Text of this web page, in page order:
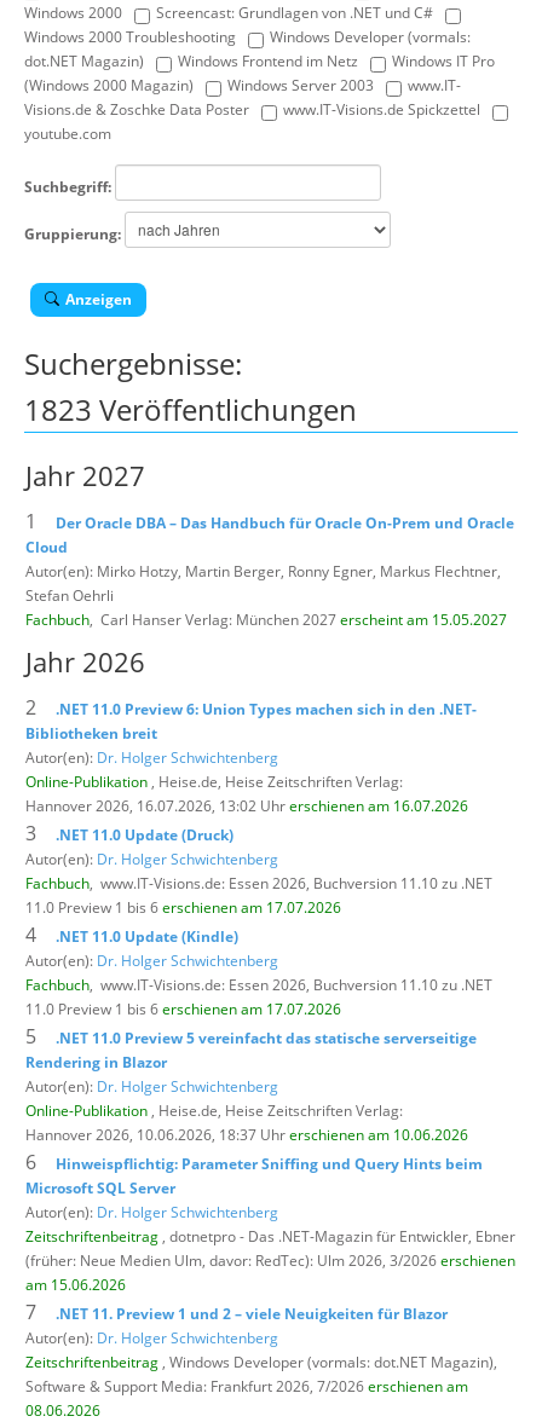
Windows 2000
Screencast: Grundlagen von .NET und C#
Windows 2000 Troubleshooting
Windows Developer (vormals:
dot.NET Magazin)
Windows Frontend im Netz
Windows IT Pro
(Windows 2000 Magazin)
Windows Server 2003
www.IT-
Visions.de & Zoschke Data Poster
www.IT-Visions.de Spickzettel
youtube.com
Suchbegriff:
Gruppierung:
Anzeigen
Suchergebnisse:
1823 Veröffentlichungen
Jahr 2027
1
Der Oracle DBA – Das Handbuch für Oracle On-Prem und Oracle
Cloud
Autor(en): Mirko Hotzy, Martin Berger, Ronny Egner, Markus Flechtner,
Stefan Oehrli
Fachbuch, Carl Hanser Verlag: München 2027erscheint am 15.05.2027
Jahr 2026
2
.NET 11.0 Preview 6: Union Types machen sich in den .NET-
Bibliotheken breit
Autor(en): Dr. Holger Schwichtenberg
Online-Publikation , Heise.de, Heise Zeitschriften Verlag:
Hannover 2026, 16.07.2026, 13:02 Uhrerschienen am 16.07.2026
3
.NET 11.0 Update (Druck)
Autor(en): Dr. Holger Schwichtenberg
Fachbuch, www.IT-Visions.de: Essen 2026, Buchversion 11.10 zu .NET
11.0 Preview 1 bis 6erschienen am 17.07.2026
4
.NET 11.0 Update (Kindle)
Autor(en): Dr. Holger Schwichtenberg
Fachbuch, www.IT-Visions.de: Essen 2026, Buchversion 11.10 zu .NET
11.0 Preview 1 bis 6erschienen am 17.07.2026
5
.NET 11.0 Preview 5 vereinfacht das statische serverseitige
Rendering in Blazor
Autor(en): Dr. Holger Schwichtenberg
Online-Publikation , Heise.de, Heise Zeitschriften Verlag:
Hannover 2026, 10.06.2026, 18:37 Uhrerschienen am 10.06.2026
6
Hinweispflichtig: Parameter Sniffing und Query Hints beim
Microsoft SQL Server
Autor(en): Dr. Holger Schwichtenberg
Zeitschriftenbeitrag , dotnetpro - Das .NET-Magazin für Entwickler, Ebner
(früher: Neue Medien Ulm, davor: RedTec): Ulm 2026, 3/2026erschienen
am 15.06.2026
7
.NET 11. Preview 1 und 2 – viele Neuigkeiten für Blazor
Autor(en): Dr. Holger Schwichtenberg
Zeitschriftenbeitrag , Windows Developer (vormals: dot.NET Magazin),
Software & Support Media: Frankfurt 2026, 7/2026erschienen am
08.06.2026